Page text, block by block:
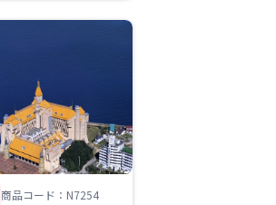
商品コード：N7254